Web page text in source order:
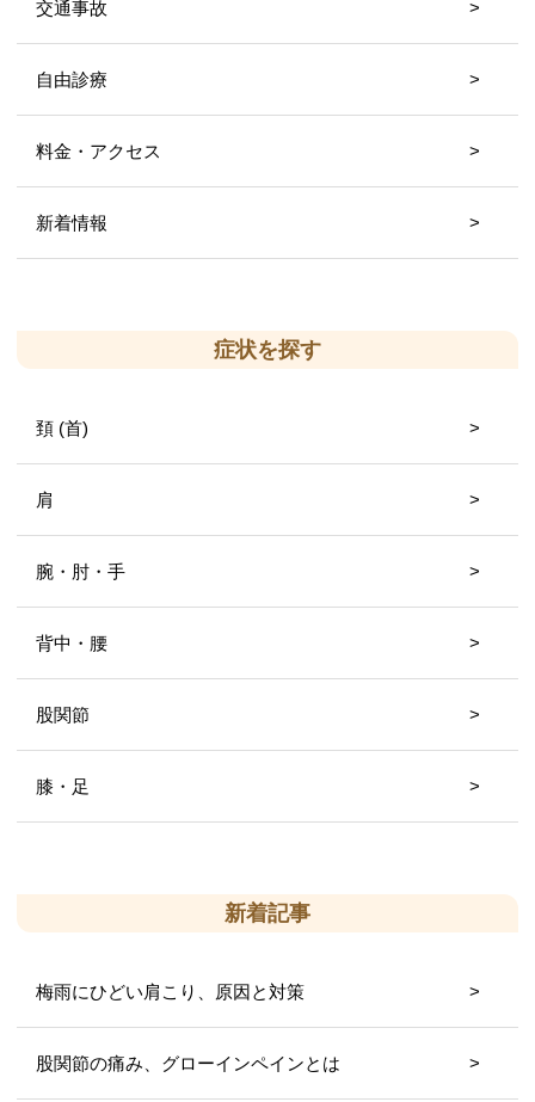
交通事故
自由診療
料金・アクセス
新着情報
症状を探す
頚 (首)
肩
腕・肘・手
背中・腰
股関節
膝・足
新着記事
梅雨にひどい肩こり、原因と対策
股関節の痛み、グローインペインとは